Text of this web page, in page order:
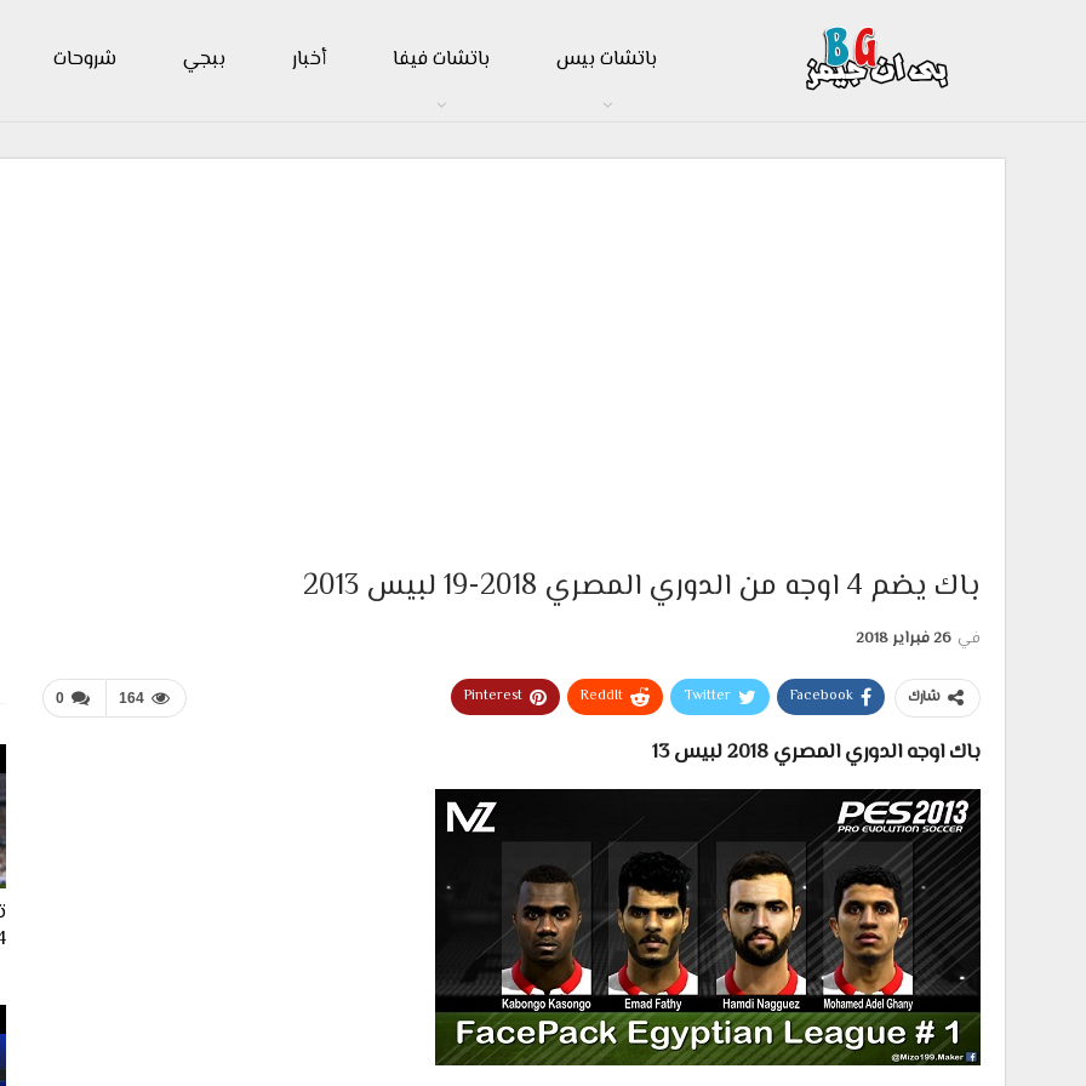
باتشات بيس باتشات فيفا أخبار ببجي شروحات
باك يضم 4 اوجه من الدوري المصري 2018-19 لبيس 2013
في 26 فبراير 2018
0 164 شارك Facebook
Twitter
ReddIt
Pinterest
باك اوجه الدوري المصري 2018 لبيس 13